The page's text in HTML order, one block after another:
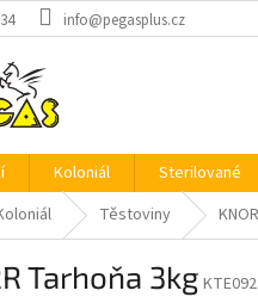
info@pegasplus.cz
Koloniál Sterilované
Těstoviny
Tarhoňa 3kg